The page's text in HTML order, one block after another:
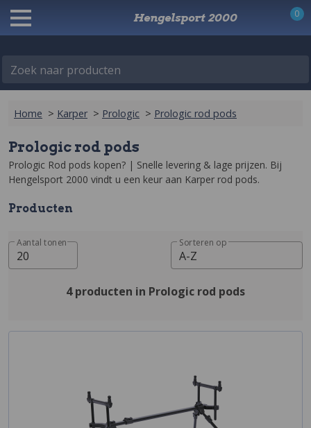
Zoek naar producten
Hengelsport 2000 0
Home > Karper > Prologic > Prologic rod pods
Prologic rod pods
Prologic Rod pods kopen? | Snelle levering & lage prijzen‎. Bij
Hengelsport 2000 vindt u een keur aan Karper rod pods.
Producten
Aantal tonen
20
Sorteren op
A-Z
4 producten in Prologic rod pods